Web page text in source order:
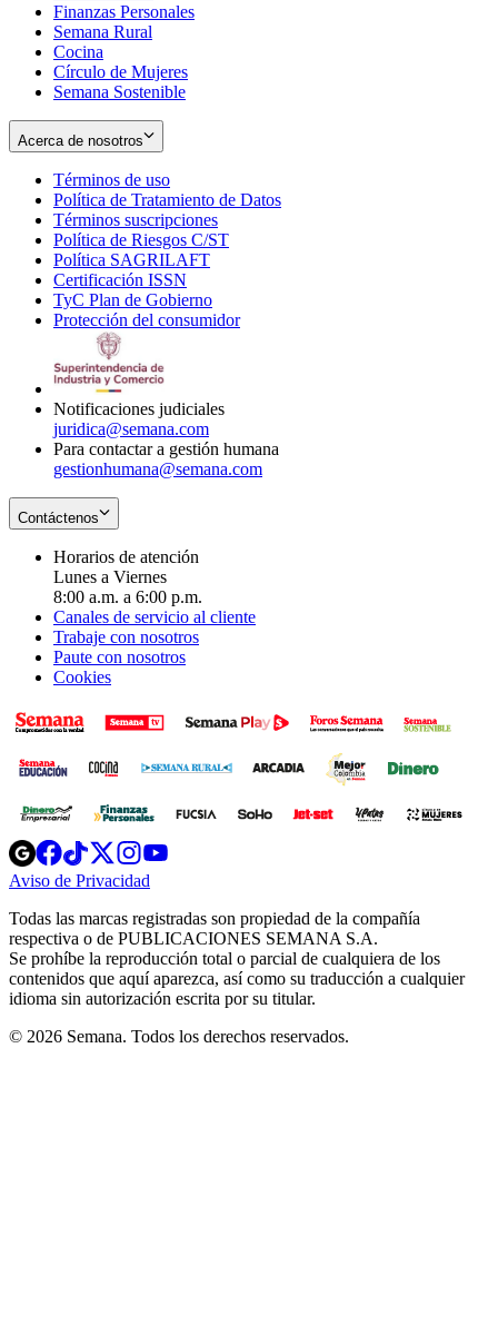
Finanzas Personales
Semana Rural
Cocina
Círculo de Mujeres
Semana Sostenible
Acerca de nosotros
Términos de uso
in
new
window
Política de Tratamiento de Datos
Términos suscripciones
in
Política de Riesgos C/ST
Política SAGRILAFT
new
window
Certificación ISSN
in
new
TyC Plan de Gobierno
in
Protección del consumidorOpens
Notificaciones judiciales
juridica@semana.com
Para contactar a gestión humana
gestionhumana@semana.com
Contáctenos
Horarios de atención
Lunes a Viernes
8:00 a.m. a 6:00 p.m.
Canales de servicio al cliente
Trabaje con nosotros
Paute con nosotros
Cookies
Opens
in
new
Opens
in
new
Opens
in
new
window
Opens
new
windowwindow
Aviso de Privacidad
new
window
Todas las marcas registradas son propiedad de la compañía
respectiva o de PUBLICACIONES SEMANA S.A.
Se prohíbe la reproducción total o parcial de cualquiera de los
contenidos que aquí aparezca, así como su traducción a cualquier
idioma sin autorización escrita por su titular.
© 2026 Semana. Todos los derechos reservados.